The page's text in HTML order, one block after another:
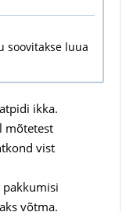
soovitakse luua
ikka.
mõtetest
vist
pakkumisi
võtma.